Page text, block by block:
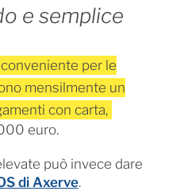
e semplice
per le
mensilmente un
con carta,
euro.
può invece dare
di Axerve.